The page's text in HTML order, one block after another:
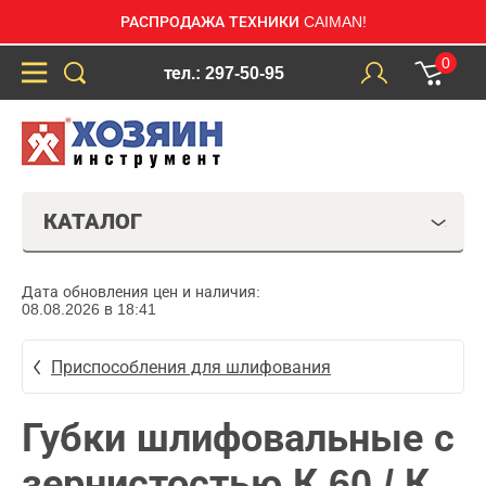
РАСПРОДАЖА ТЕХНИКИ CAIMAN!
тел.: 297-50-95
0
КАТАЛОГ
Дата обновления цен и наличия:
08.08.2026 в 18:41
Приспособления для шлифования
Губки шлифовальные с